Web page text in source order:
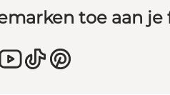
toe aan je